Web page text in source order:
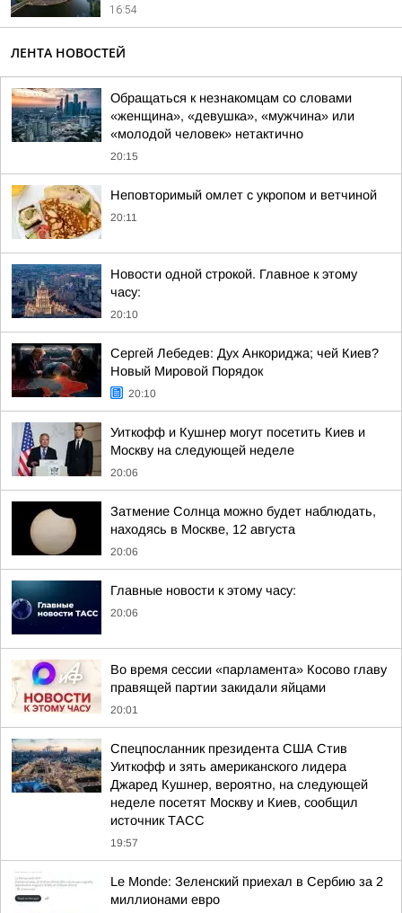
16:54
ЛЕНТА НОВОСТЕЙ
Обращаться к незнакомцам со словами
«женщина», «девушка», «мужчина» или
«молодой человек» нетактично
20:15
Неповторимый омлет с укропом и ветчиной
20:11
Новости одной строкой. Главное к этому
часу:
20:10
Сергей Лебедев: Дух Анкориджа; чей Киев?
Новый Мировой Порядок
20:10
Уиткофф и Кушнер могут посетить Киев и
Москву на следующей неделе
20:06
Затмение Солнца можно будет наблюдать,
находясь в Москве, 12 августа
20:06
Главные новости к этому часу:
20:06
Во время сессии «парламента» Косово главу
правящей партии закидали яйцами
20:01
Спецпосланник президента США Стив
Уиткофф и зять американского лидера
Джаред Кушнер, вероятно, на следующей
неделе посетят Москву и Киев, сообщил
источник ТАСС
19:57
Le Monde: Зеленский приехал в Сербию за 2
миллионами евро